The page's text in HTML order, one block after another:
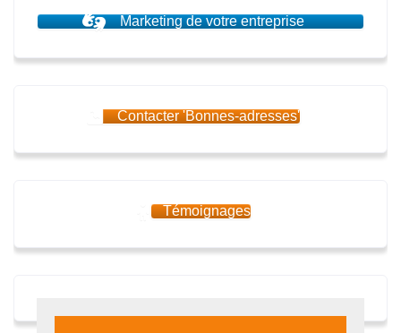
Marketing de votre entreprise
Contacter 'Bonnes-adresses'
Témoignages